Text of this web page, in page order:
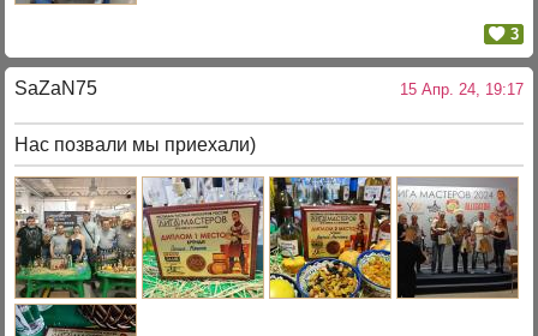
3
SaZaN75 15 Апр. 24, 19:17
Нас позвали мы приехали)